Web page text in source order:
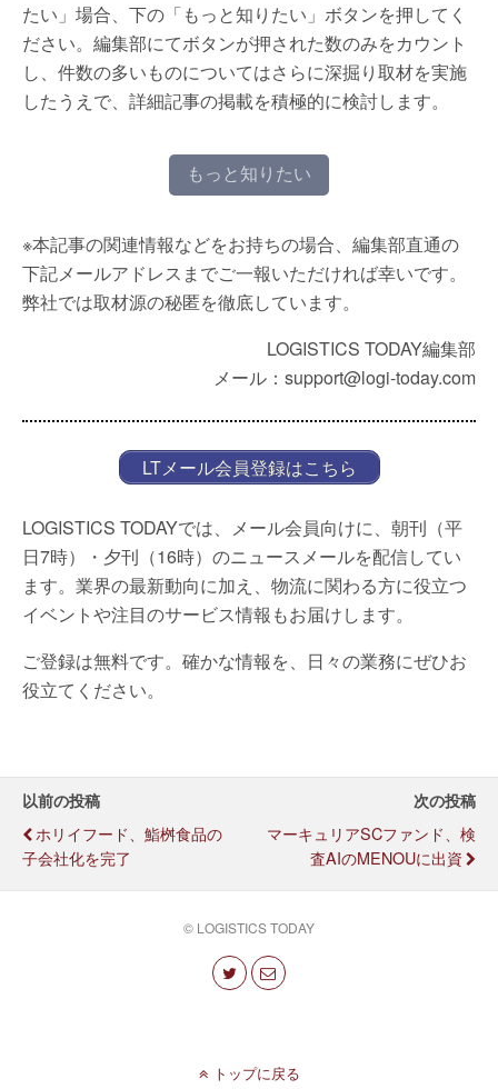
たい」場合、下の「もっと知りたい」ボタンを押してく
ださい。編集部にてボタンが押された数のみをカウント
し、件数の多いものについてはさらに深掘り取材を実施
したうえで、詳細記事の掲載を積極的に検討します。
もっと知りたい
※本記事の関連情報などをお持ちの場合、編集部直通の
下記メールアドレスまでご一報いただければ幸いです。
弊社では取材源の秘匿を徹底しています。
LOGISTICS TODAY編集部
メール：support@logi-today.com
LTメール会員登録はこちら
LOGISTICS TODAYでは、メール会員向けに、朝刊（平
日7時）・夕刊（16時）のニュースメールを配信してい
ます。業界の最新動向に加え、物流に関わる方に役立つ
イベントや注目のサービス情報もお届けします。
ご登録は無料です。確かな情報を、日々の業務にぜひお
役立てください。
以前の投稿
ホリイフード、鮨桝食品の
子会社化を完了
次の投稿
マーキュリアSCファンド、検
査AIのMENOUに出資
© LOGISTICS TODAY
トップに戻る